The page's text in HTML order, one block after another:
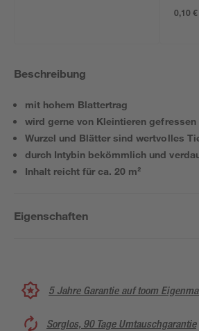
0,10
Beschreibung
mit hohem Blattertrag
wird gerne von Kleintieren gefressen
Wurzel und Blätter sind wertvolles
durch Intybin bekömmlich und
Inhalt reicht für ca. 20 m²
Eigenschaften
5 Jahre Garantie auf toom
Sorglos, 90 Tage Umtauschgarantie